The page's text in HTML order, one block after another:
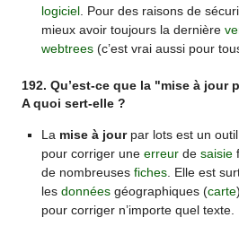
logiciel. Pour des raisons de
mieux avoir toujours la dernière
webtrees(c’est vrai aussi pour
192. Qu’est-ce que la "mise à jour
A quoi sert-elle ?
La mise à jourpar lots est un
pour corriger une erreurde saisie
de nombreuses fiches. Elle est
les donnéesgéographiques (carte
pour corriger n’importe quel texte.